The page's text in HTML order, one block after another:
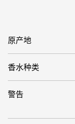
原产地
香水种类
警告